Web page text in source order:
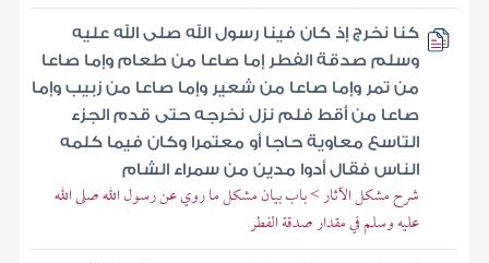
كنا نخرج إذ كان فينا رسول الله صلى الله عليه
وسلم صدقة الفطر إما صاعا من طعام وإما صاعا
من تمر وإما صاعا من شعير وإما صاعا من زبيب وإما
صاعا من أقط فلم نزل نخرجه حتى قدم الجزء
التاسع معاوية حاجا أو معتمرا وكان فيما كلمه
الناس فقال أدوا مدين من سمراء الشام
شرح مشكل الآثار > باب بيان مشكل ما روي عن رسول الله صلى الله
عليه وسلم في مقدار صدقة الفطر